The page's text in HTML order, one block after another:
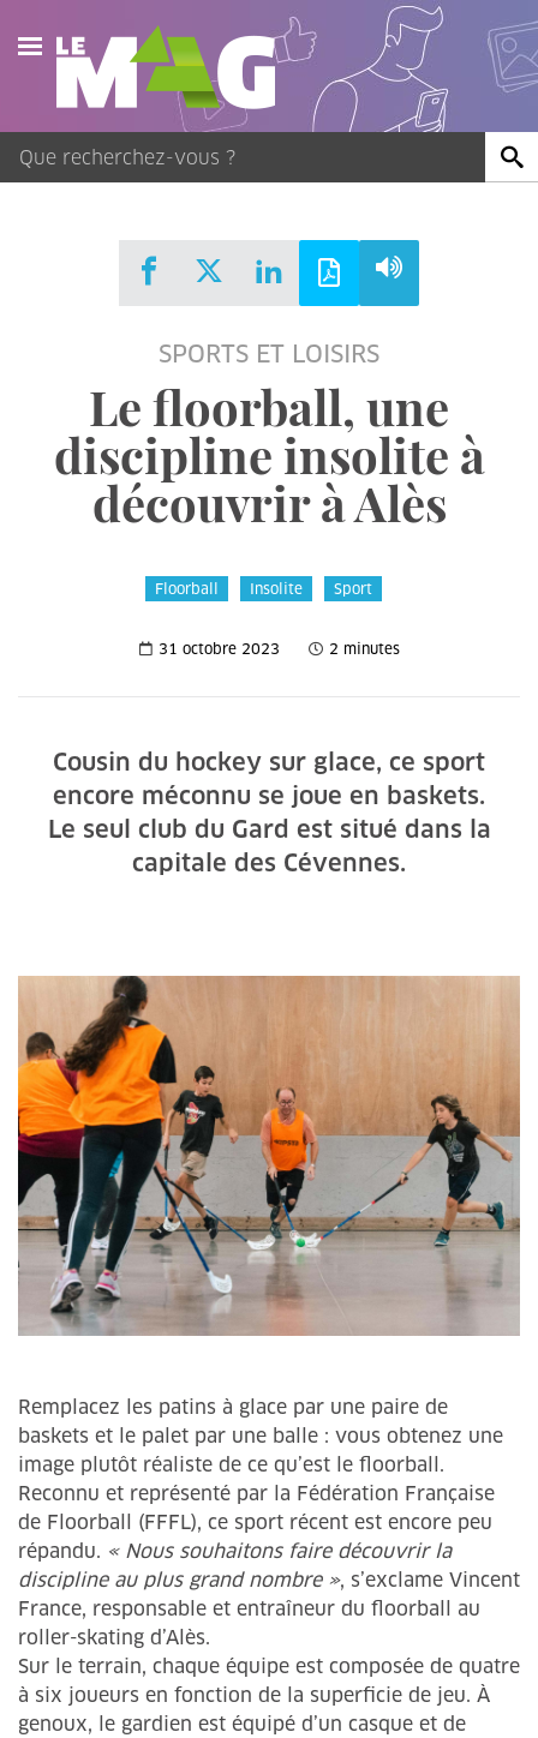
Actualités
Agenda
Publications
SPORTS ET LOISIRS
Le floorball, une
discipline insolite à
découvrir à Alès
Floorball Insolite Sport
31 octobre 2023 2 minutes
Cousin du hockey sur glace, ce sport
encore méconnu se joue en baskets.
Le seul club du Gard est situé dans la
capitale des Cévennes.
Remplacez les patins à glace par une paire de
baskets et le palet par une balle : vous obtenez une
image plutôt réaliste de ce qu’est le floorball.
Reconnu et représenté par la Fédération Française
de Floorball (FFFL), ce sport récent est encore peu
répandu. « Nous souhaitons faire découvrir la
discipline au plus grand nombre », s’exclame Vincent
France, responsable et entraîneur du floorball au
roller-skating d’Alès.
Sur le terrain, chaque équipe est composée de quatre
à six joueurs en fonction de la superficie de jeu. À
genoux, le gardien est équipé d’un casque et de